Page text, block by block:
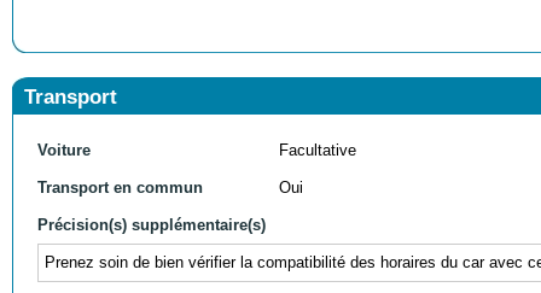
Transport
Voiture Facultative
Transport en commun Oui
Précision(s) supplémentaire(s)
Prenez soin de bien vérifier la compatibilité des horaires du car avec